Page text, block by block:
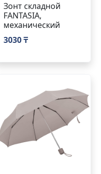
Зонт складной
FANTASIA,
механический
3030 ₸